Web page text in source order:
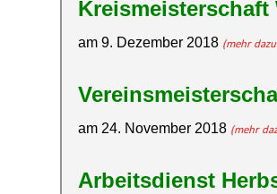
Kreismeisterschaft
am 9. Dezember 2018 (mehr
am 24. November 2018 (mehr
Arbeitsdienst